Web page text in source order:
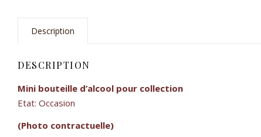
Description
DESCRIPTION
Mini bouteille d’alcool pour collection
Etat: Occasion
(Photo contractuelle)